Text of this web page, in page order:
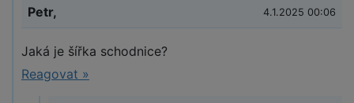
Petr, 4.1.2025 00:06
Jaká je šířka schodnice?
Reagovat »